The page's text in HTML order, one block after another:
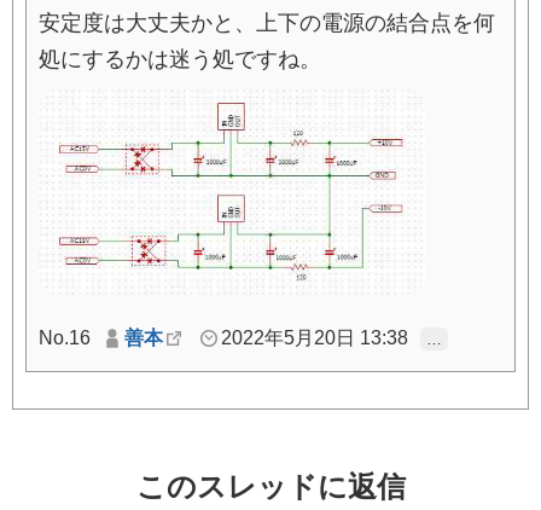
安定度は大丈夫かと、上下の電源の結合点を何
処にするかは迷う処ですね。
No.16 善本 2022年5月20日 13:38
このスレッドに返信